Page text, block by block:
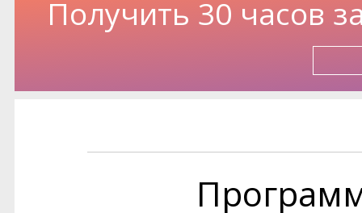
Получить 30 часов